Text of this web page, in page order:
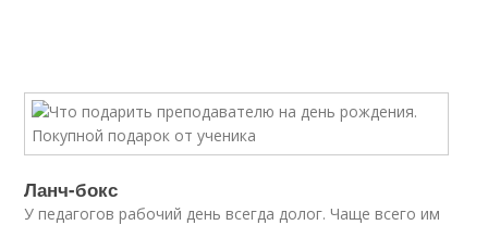
Ланч-бокс
У педагогов рабочий день всегда долог. Чаще всего им